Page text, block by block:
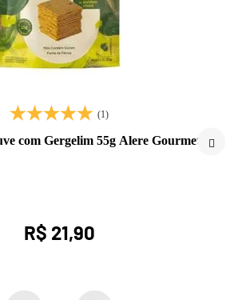
(1)
com Gergelim 55g Alere Gourmet
R$ 21,90